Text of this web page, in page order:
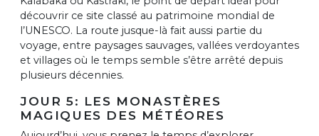
découvrir ce site classé au patrimoine mondial de
l’UNESCO. La route jusque-là fait aussi partie du
voyage, entre paysages sauvages, vallées verdoyantes
et villages où le temps semble s’être arrêté depuis
plusieurs décennies.
JOUR 5: LES MONASTÈRES
MAGIQUES DES MÉTÉORES